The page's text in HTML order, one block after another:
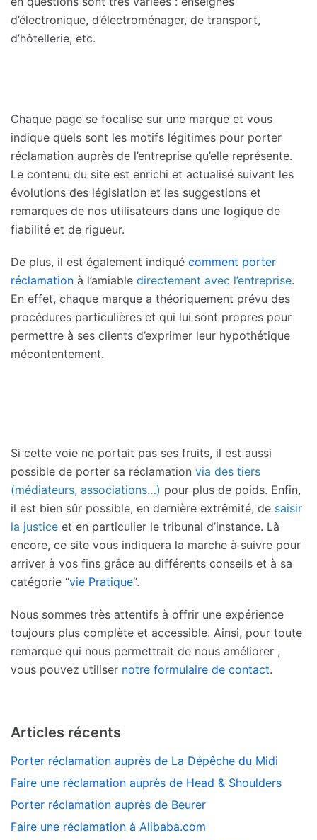
d’électronique, d’électroménager, de transport,
d’hôtellerie, etc.
Chaque page se focalise sur une marque et vous
indique quels sont les motifs légitimes pour porter
réclamation auprès de l’entreprise qu’elle représente.
Le contenu du site est enrichi et actualisé suivant les
évolutions des législation et les suggestions et
remarques de nos utilisateurs dans une logique de
fiabilité et de rigueur.
De plus, il est également indiqué comment porter
réclamation à l’amiable directement avec l’entreprise.
En effet, chaque marque a théoriquement prévu des
procédures particulières et qui lui sont propres pour
permettre à ses clients d’exprimer leur hypothétique
mécontentement.
Si cette voie ne portait pas ses fruits, il est aussi
possible de porter sa réclamation via des tiers
(médiateurs, associations…) pour plus de poids. Enfin,
il est bien sûr possible, en dernière extrêmité, de saisir
la justice et en particulier le tribunal d’instance. Là
encore, ce site vous indiquera la marche à suivre pour
arriver à vos fins grâce au différents conseils et à sa
catégorie “vie Pratique“.
Nous sommes très attentifs à offrir une expérience
toujours plus complète et accessible. Ainsi, pour toute
remarque qui nous permettrait de nous améliorer ,
vous pouvez utiliser notre formulaire de contact.
Articles récents
Porter réclamation auprès de La Dépêche du Midi
Faire une réclamation auprès de Head & Shoulders
Porter réclamation auprès de Beurer
Faire une réclamation à Alibaba.com